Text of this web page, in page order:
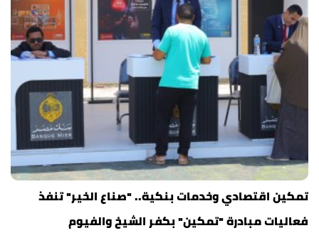
تمكين اقتصادي وخدمات بنكية.. "صناع الخير" تنفذ
فعاليات مبادرة "تمكين" بكفر الشيخ والفيوم